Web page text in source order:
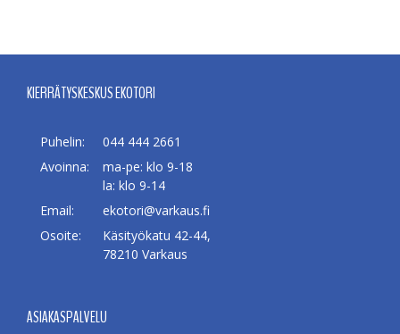
KIERRÄTYSKESKUS EKOTORI
Puhelin:
044 444 2661
Avoinna:
ma-pe: klo 9-18
la: klo 9-14
Email:
ekotori@varkaus.fi
Osoite:
Käsityökatu 42-44,
78210 Varkaus
ASIAKASPALVELU